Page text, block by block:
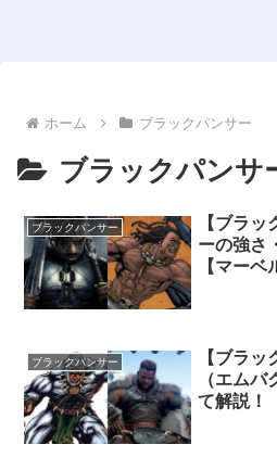
ホーム ブラックパンサー
ブラックパンサ
ブラックパンサー
【ブラ
ーの強さ
【マーベ
ブラックパンサー
【ブラ
（エム
て解説！